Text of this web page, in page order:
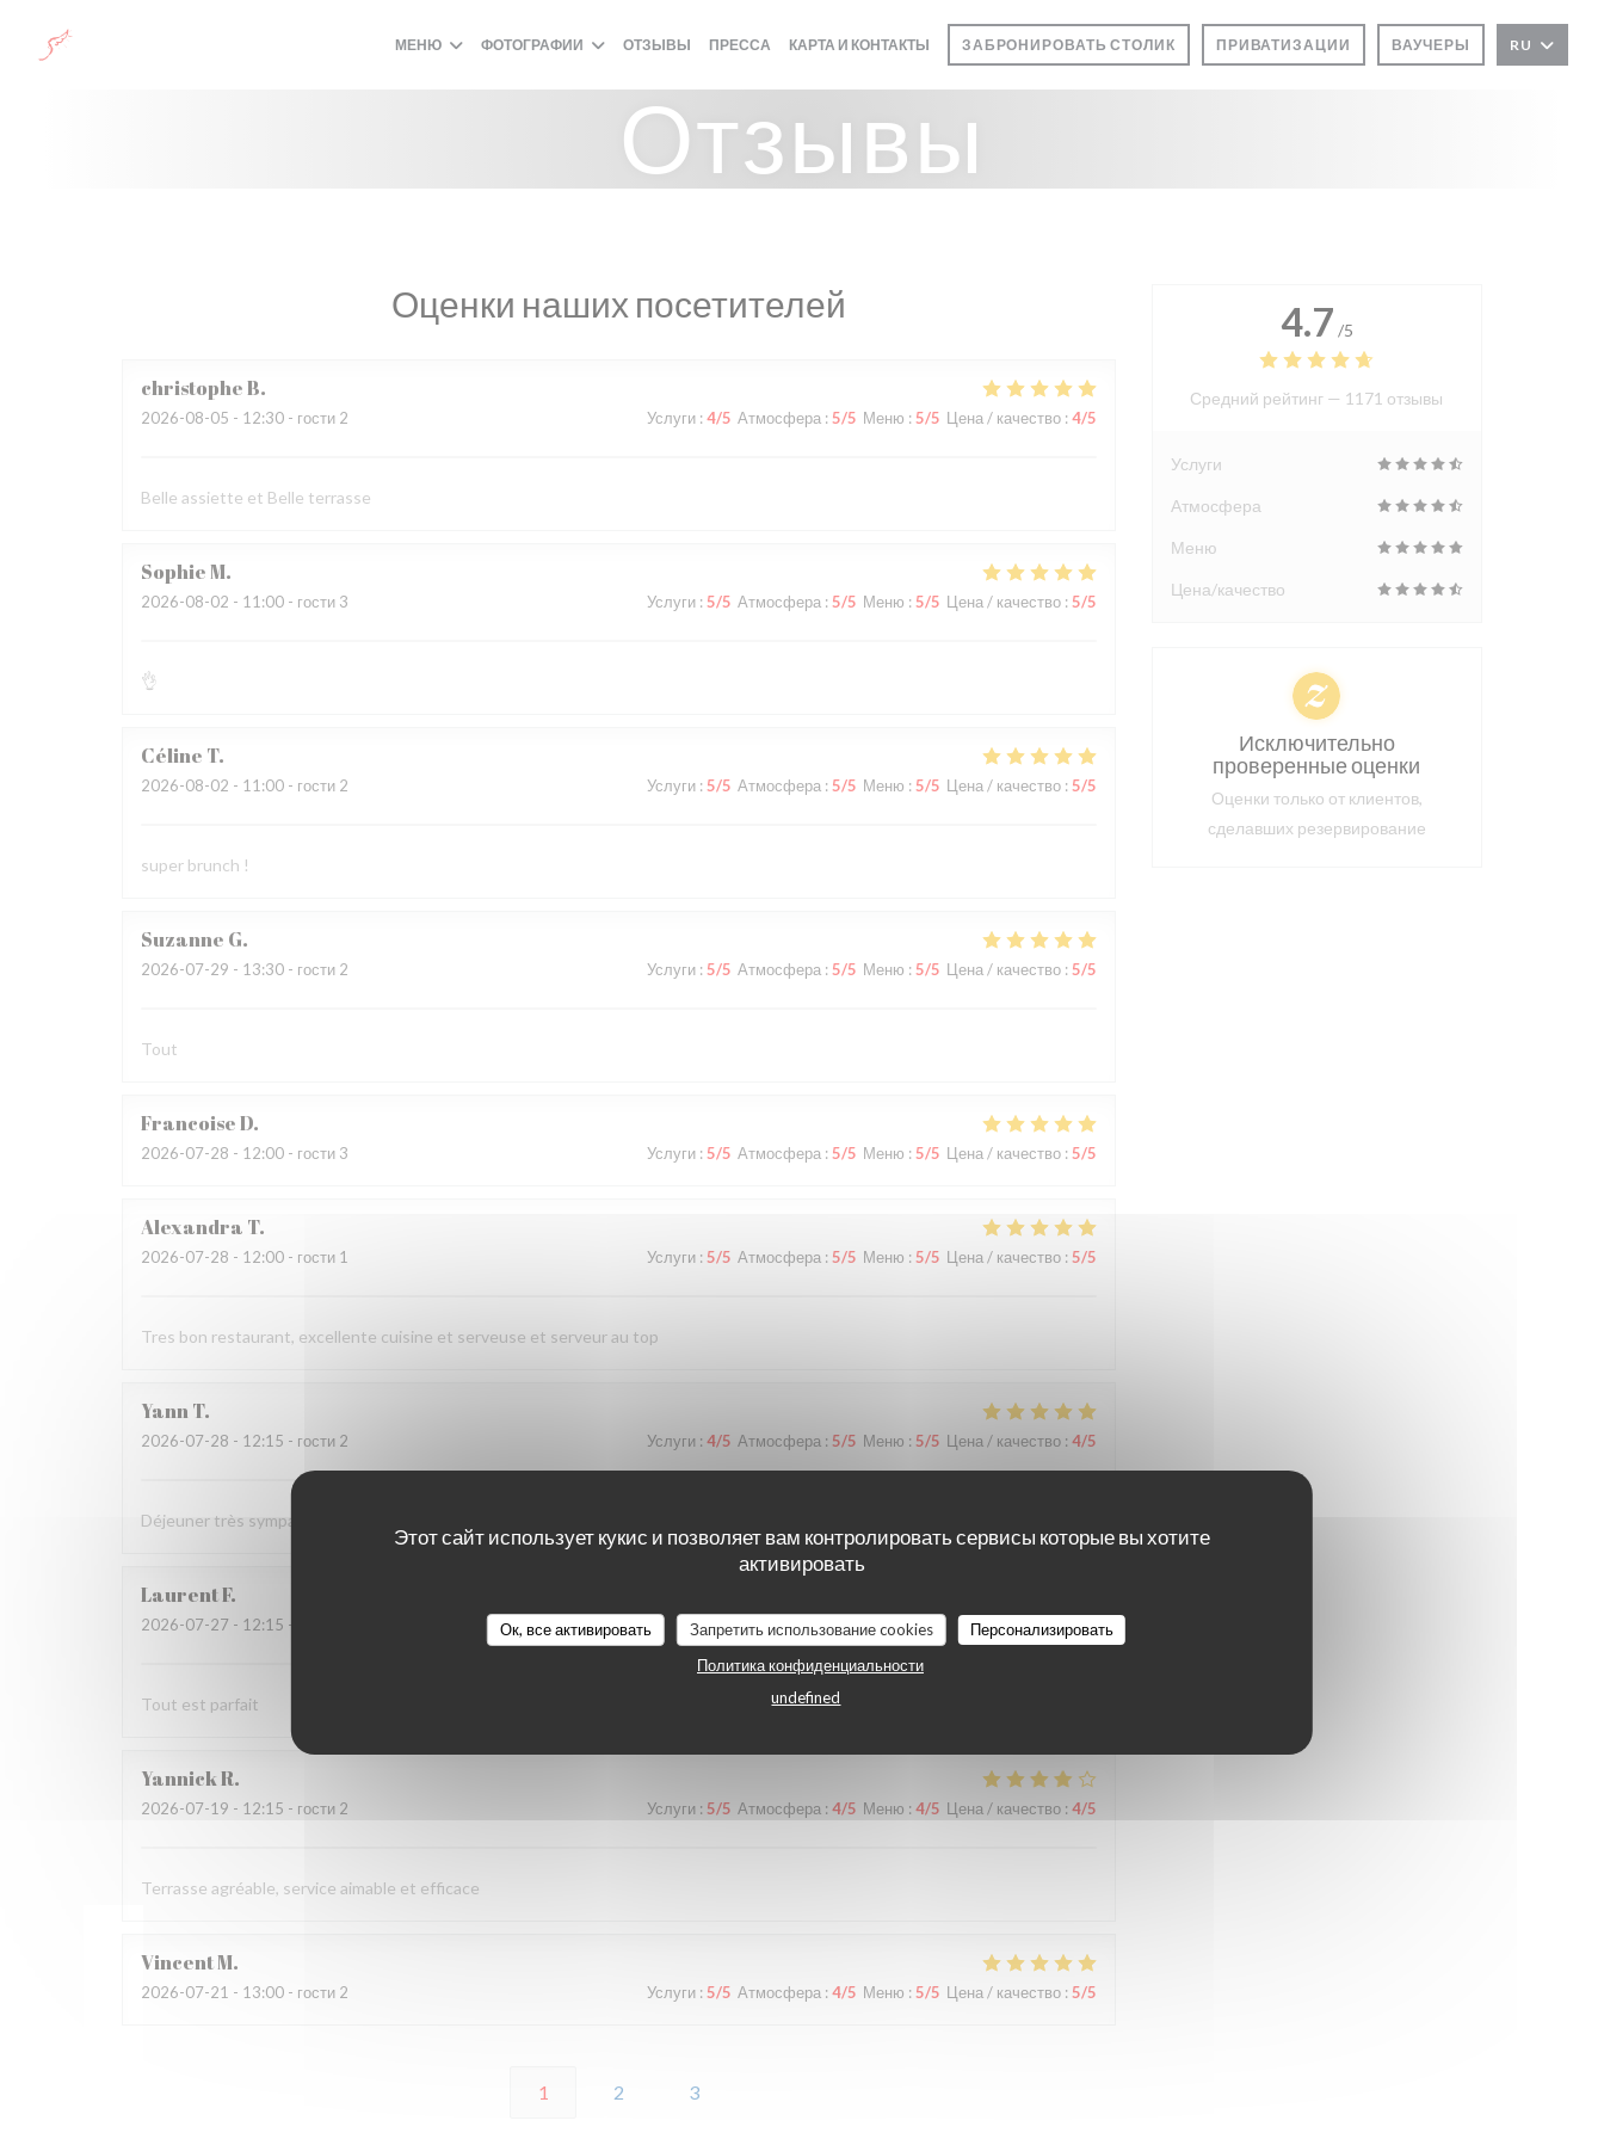
Этот сайт использует кукис и позволяет вам контролировать сервисы которые вы хотите
активировать
Ок, все активировать Запретить использование cookies
Персонализировать
Политика конфиденциальности
undefined
МЕНЮ ФОТОГРАФИИ ОТЗЫВЫ ПРЕССА КАРТА И КОНТАКТЫ ЗАБРОНИРОВАТЬ СТОЛИК ПРИВАТИЗАЦИИ ВАУЧЕРЫ RU
Отзывы
Оценки наших посетителей
christopheB
2026-08-05 - 12:30 - гости 2 Услуги: 4/5 Атмосфера : 5/5 Меню : 5/5 Цена / качество: 4/5
Belle assiette et Belle terrasse
SophieM
2026-08-02 - 11:00 - гости 3 Услуги: 5/5 Атмосфера : 5/5 Меню : 5/5 Цена / качество: 5/5
👌
Céline T
2026-08-02 - 11:00 - гости 2 Услуги: 5/5 Атмосфера : 5/5 Меню : 5/5 Цена / качество: 5/5
super brunch !
Suzanne G
2026-07-29 - 13:30 - гости 2 Услуги: 5/5 Атмосфера : 5/5 Меню : 5/5 Цена / качество: 5/5
Tout
FrancoiseD
2026-07-28 - 12:00 - гости 3 Услуги: 5/5 Атмосфера : 5/5 Меню : 5/5 Цена / качество: 5/5
Alexandra T
2026-07-28 - 12:00 - гости 1 Услуги: 5/5 Атмосфера : 5/5 Меню : 5/5 Цена / качество: 5/5
Tres bon restaurant, excellente cuisine et serveuse et serveur au top
YannT
2026-07-28 - 12:15 - гости 2 Услуги: 4/5 Атмосфера : 5/5 Меню : 5/5 Цена / качество: 4/5
Déjeuner très sympa et très bon dans la cour intérieure
LaurentF
2026-07-27 - 12:15 - гости 2 Услуги:5/5 Атмосфера:5/5 Меню:5/5 Цена / качество:5/5
Tout est parfait
YannickR
2026-07-19 - 12:15 - гости 2 Услуги : 5/5 Атмосфера : 4/5 Меню : 4/5 Цена / качество: 4/5
Terrasse agréable, service aimable et efficace
VincentM
2026-07-21 - 13:00 - гости 2 Услуги: 5/5 Атмосфера : 4/5 Меню : 5/5 Цена / качество: 5/5
1 2 3
4.7 /5
Средний рейтинг — 1171 отзывы
Услуги
Атмосфера
Меню
Цена/качество
Исключительно
проверенные оценки
Оценки только от клиентов,
сделавших резервирование